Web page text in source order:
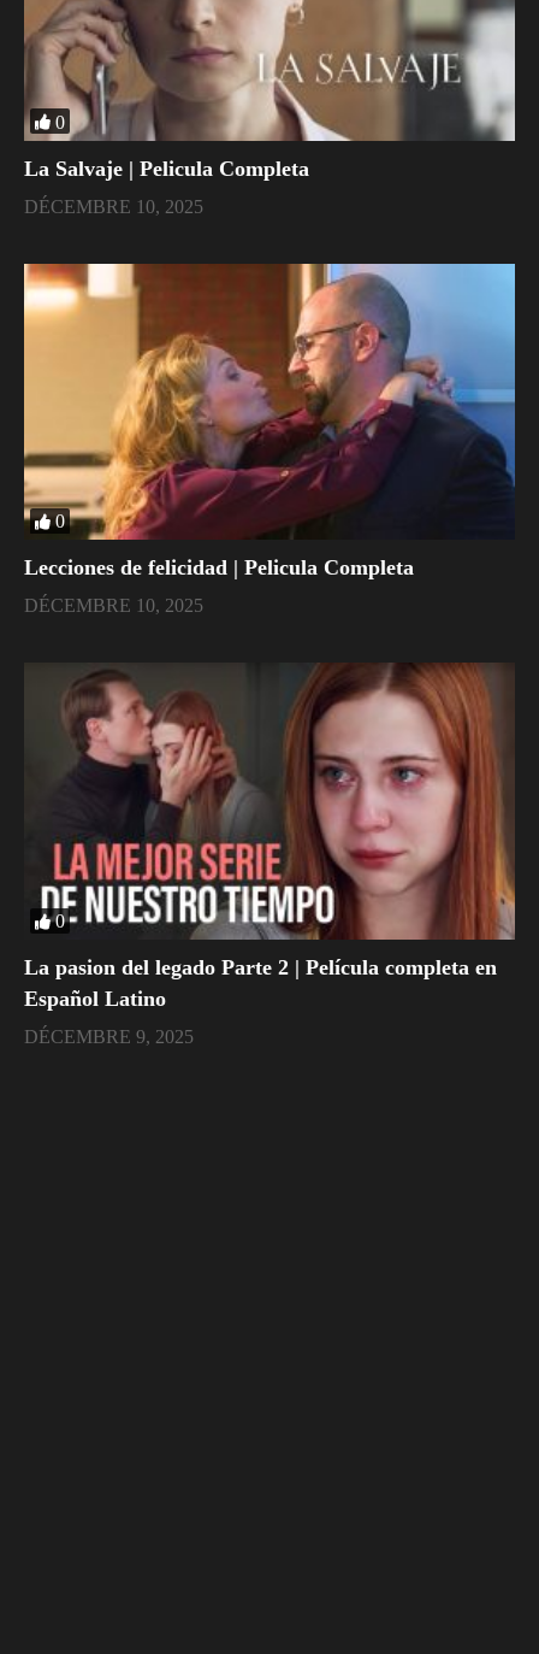
0
La Salvaje | Pelicula Completa
DÉCEMBRE 10, 2025
0
Lecciones de felicidad | Pelicula Completa
DÉCEMBRE 10, 2025
0
La pasion del legado Parte 2 | Película completa en
Español Latino
DÉCEMBRE 9, 2025